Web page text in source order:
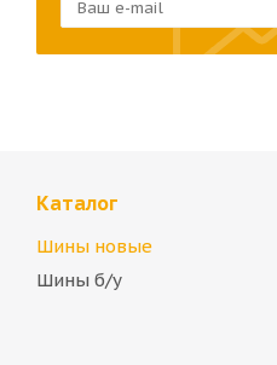
Каталог
Шины новые
Шины б/у